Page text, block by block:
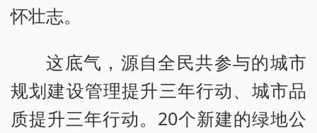
怀壮志。
这底气，源自全民共参与的城市
规划建设管理提升三年行动、城市品
质提升三年行动。20个新建的绿地公